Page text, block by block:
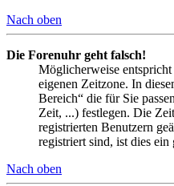
Nach oben
Die Forenuhr geht falsch!
Möglicherweise
eigenen Zeitzone. In
Bereich“ die für Sie
Zeit, ...) festlegen. Die
registrierten Benutzern
registriert sind, ist dies
Nach oben